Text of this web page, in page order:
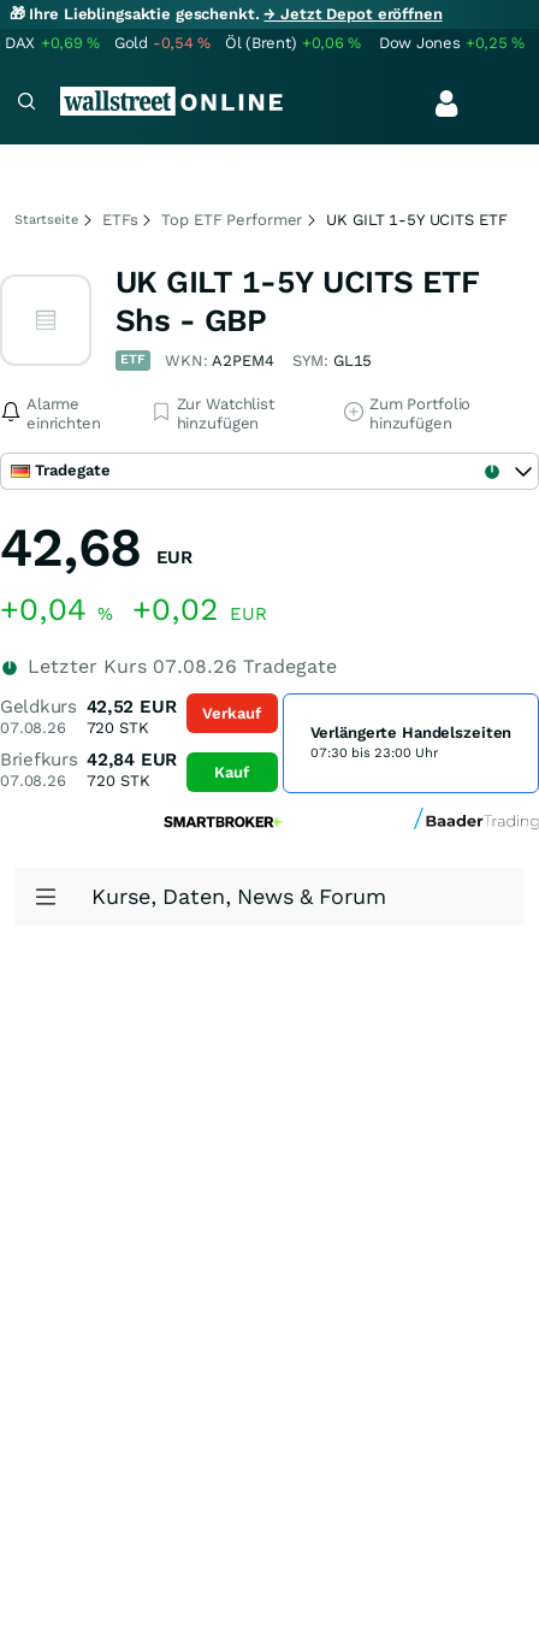
🎁 Ihre Lieblingsaktie geschenkt.→ Jetzt Depot eröffnen
DAX +0,69% Gold -0,54% Öl (Brent) +0,06% Dow Jones +0,25%
Startseite ETFs Top ETF Performer UK GILT 1-5Y UCITS ETF
UK GILT 1-5Y UCITS ETF
Shs - GBP
ETF WKN:A2PEM4 SYM: GL15
Alarme
einrichten
Zur Watchlist
hinzufügen
Zum Portfolio
hinzufügen
Tradegate
42,68 EUR
+0,04 % +0,02 EUR
Letzter Kurs 07.08.26 Tradegate
Geldkurs
07.08.26
42,52 EUR
720 STK
Briefkurs
07.08.26
42,84 EUR
720STK
Verkauf
Kauf
Verlängerte Handelszeiten
07:30 bis 23:00 Uhr
Kurse, Daten, News & Forum